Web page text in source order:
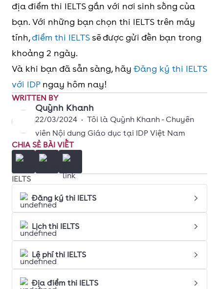
địa điểm thi IELTS gần với nơi sinh sống của
bạn. Với những bạn chọn thi IELTS trên máy
tính,điểm thi IELTSsẽ được gửi đến bạn trong
khoảng 2 ngày.
Và khi bạn đã sẵn sàng, hãyĐăng ký thi IELTS
với IDPngay hôm nay!
WRITTEN BY
Quỳnh Khanh
22/03/2024 • Tôi là Quỳnh Khanh - Chuyên
viên Nội dung Giáo dục tại IDP Việt Nam
CHIA SẺ BÀI VIẾT
IELTS
Đăng ký thi IELTS
Lịch thi IELTS
Lệ phí thi IELTS
Địa điểm thi IELTS